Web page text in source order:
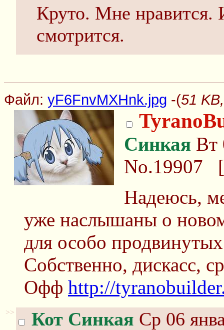
Круто. Мне нравится.
смотрится.
Файл: yF6FnvMXHnk.jpg -(51
Синкая Вт
No.19907 [
Надеюсь,
уже наслышаны о
для особо
Собственно, дискасс,
Офф http://
>> Кот Синкая Ср 06